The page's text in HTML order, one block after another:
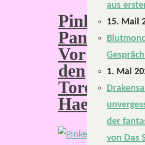
Pinke
Pantoffeln:
Vor
den
Toren
Haelgardes
aus
15. Mail
1. Mai
der
von Das